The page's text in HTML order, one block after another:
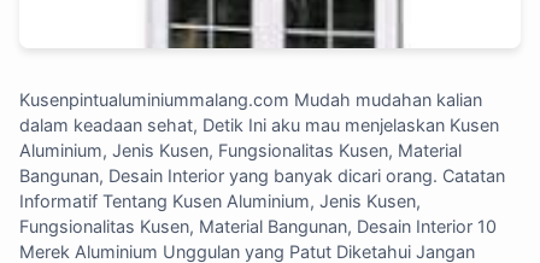
Kusenpintualuminiummalang.com Mudah mudahan kalian
dalam keadaan sehat, Detik Ini aku mau menjelaskan Kusen
Aluminium, Jenis Kusen, Fungsionalitas Kusen, Material
Bangunan, Desain Interior yang banyak dicari orang. Catatan
Informatif Tentang Kusen Aluminium, Jenis Kusen,
Fungsionalitas Kusen, Material Bangunan, Desain Interior 10
Merek Aluminium Unggulan yang Patut Diketahui Jangan